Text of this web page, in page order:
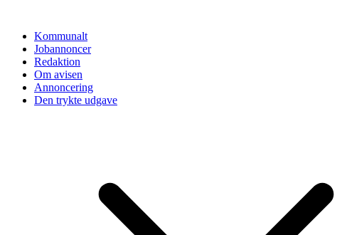
indholdKommunalt
Jobannoncer
Redaktion
Om avisen
Annoncering
Den trykte udgave